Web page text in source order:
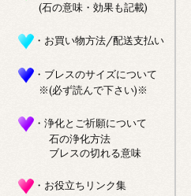
(石の意味・効果も記載)
・お買い物方法/配送支払い
・ブレスのサイズについて
※(必ず読んで下さい)※
・浄化とご祈願について
石の浄化方法
ブレスの切れる意味
・お役立ちリンク集